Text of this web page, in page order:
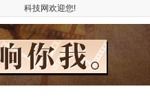
科技网欢迎您!